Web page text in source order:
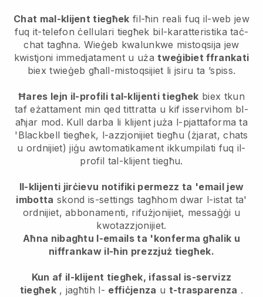
Chat mal-klijent tiegħek fil-ħin reali fuq il-web jew
fuq it-telefon ċellulari tiegħek bil-karatteristika taċ-
chat tagħna. Wieġeb kwalunkwe mistoqsija jew
kwistjoni immedjatament u użatweġibiet ffrankati
biex twieġeb għall-mistoqsijiet li jsiru ta ’spiss.
Ħares lejn il-profili tal-klijenti tiegħek biex tkun
taf eżattament min qed tittratta u kif isservihom bl-
aħjar mod. Kull darba li klijent juża l-pjattaforma ta
'Blackbell tiegħek, l-azzjonijiet tiegħu (żjarat, chats
u ordnijiet) jiġu awtomatikament ikkumpilati fuq il-
profil tal-klijent tiegħu.
Il-klijenti jirċievu notifiki permezz ta 'email jew
imbotta skond is-settings tagħhom dwar l-istat ta'
ordnijiet, abbonamenti, rifużjonijiet, messaġġi u
kwotazzjonijiet.
Aħna nibagħtu l-emails ta 'konferma għalik u
niffrankaw il-ħin prezzjuż tiegħek.
Kun af il-klijent tiegħek, ifassal is-servizz
tiegħek, jagħtih l- effiċjenza u t-trasparenza .